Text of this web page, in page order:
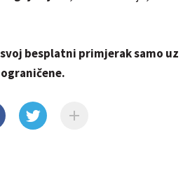
besplatni primjerak samo uz